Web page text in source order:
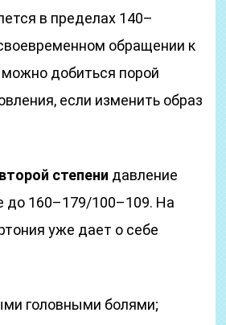
в пределах 140–
обращении к
можно добиться порой
если изменить образ
второй степени давление
до 160–179/100–109. На
уже дает о себе
головными болями;